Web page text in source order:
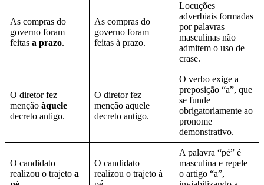
As compras do
governo foram
feitas a prazo.
As compras do
governo foram
feitas à prazo.
Locuções
adverbiais formadas
por palavras
masculinas não
admitem o uso de
crase.
O diretor fez
menção àquele
decreto antigo.
O diretor fez
menção aquele
decreto antigo.
O verbo exige a
preposição “a”, que
se funde
obrigatoriamente ao
pronome
demonstrativo.
O candidato
realizou o trajeto a
O candidato
realizou o trajeto à
A palavra “pé” é
masculina e repele
o artigo “a”,